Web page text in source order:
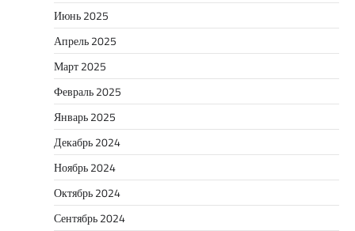
Июнь 2025
Апрель 2025
Март 2025
Февраль 2025
Январь 2025
Декабрь 2024
Ноябрь 2024
Октябрь 2024
Сентябрь 2024